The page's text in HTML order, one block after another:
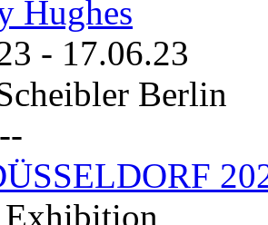
Hughes
- 17.06.23
Berlin